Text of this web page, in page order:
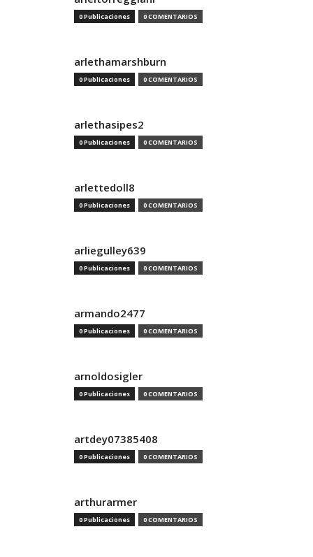
0 Publicaciones 0 COMENTARIOS
arlethamarshburn
0 Publicaciones 0 COMENTARIOS
arlethasipes2
0 Publicaciones 0 COMENTARIOS
arlettedoll8
0 Publicaciones 0 COMENTARIOS
arliegulley639
0 Publicaciones 0 COMENTARIOS
armando2477
0 Publicaciones 0 COMENTARIOS
arnoldosigler
0 Publicaciones 0 COMENTARIOS
artdey07385408
0 Publicaciones 0 COMENTARIOS
arthurarmer
0 Publicaciones 0 COMENTARIOS